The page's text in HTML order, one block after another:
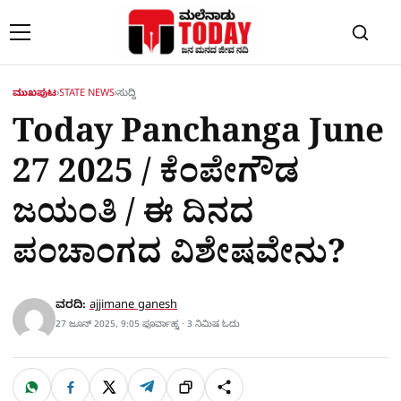
ಮುಖಪುಟ›STATE NEWS›ಸುದ್ದಿ
Today Panchanga June
27 2025 / ಕೆಂಪೇಗೌಡ
ಜಯಂತಿ / ಈ ದಿನದ
ಪಂಚಾಂಗದ ವಿಶೇಷವೇನು?
ವರದಿ: ajjimane ganesh
27 ಜೂನ್ 2025, 9:05 ಫೂರ್ವಾಹ್ನ · 3 ನಿಮಿಷ ಓದು
ಹಂಚಿಕೊಳ್ಳಿ
W F X T